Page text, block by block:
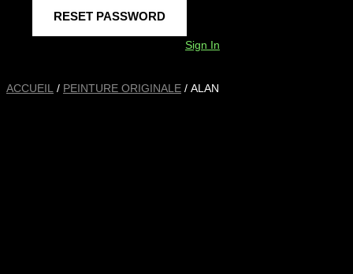
Sign In
ACCUEIL / PEINTURE ORIGINALE / ALAN